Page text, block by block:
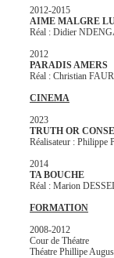
2012-2015
AIME MALGRE
Réal : Didier
2012
PARADIS AMERS
Réal : Christian
CINEMA
2023
TRUTH OR
Réalisateur : Philippe
2014
TA BOUCHE
Réal : Marion
FORMATION
2008-2012
Cour de Théatre
Théatre Phillipe